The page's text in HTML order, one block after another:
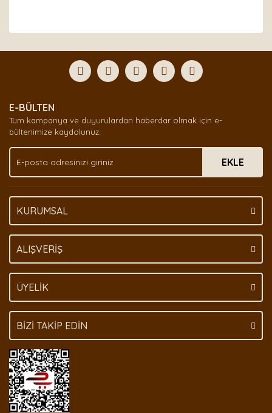
Yorum Yaz
formunu kullanarak tarafımıza iletebilirsiniz.
Görüş ve önerileriniz için teşekkür ederiz.
Ürün açıklamasında eksik bilgiler bulunuyor.
Ürün bilgilerinde hatalar bulunuyor.
Ürün fiyatı diğer sitelerden daha pahalı.
Bu ürüne benzer farklı alternatifler olmalı.
E-BÜLTEN
Tüm kampanya ve duyurulardan haberdar olmak için e-
bültenimize kaydolunuz.
EKLE
KURUMSAL
ALIŞVERİŞ
ÜYELİK
BİZİ TAKİP EDİN